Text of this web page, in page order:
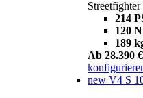
214
120
189
Ab 28.390 €
new V4 S